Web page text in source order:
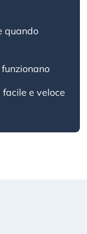
quando
e veloce